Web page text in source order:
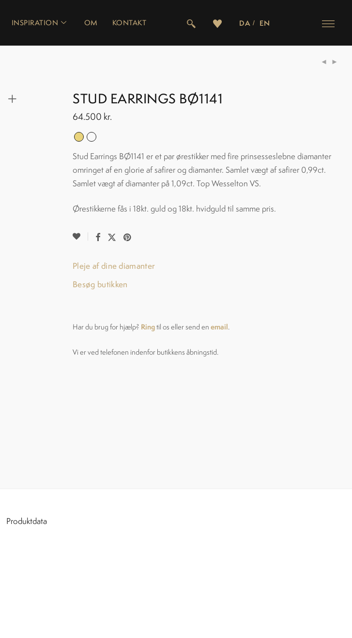
INSPIRATION OM KONTAKT DA EN
STUD EARRINGS BØ1141
64.500 kr.
Stud Earrings BØ1141 er et par ørestikker med fire prinsesseslebne diamanter
omringet af en glorie af safirer og diamanter. Samlet vægt af safirer 0,99ct.
Samlet vægt af diamanter på 1,09ct. Top Wesselton VS.
Ørestikkerne fås i 18kt. guld og 18kt. hvidguld til samme pris.
Pleje af dine diamanter
Besøg butikken
Har du brug for hjælp? Ringtil os eller send en email.
Vi er ved telefonen indenfor butikkens åbningstid.
Produktdata